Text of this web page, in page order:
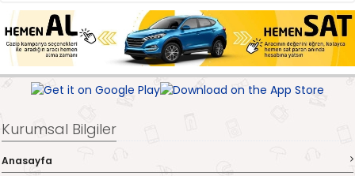
Kurumsal Bilgiler
Anasayfa